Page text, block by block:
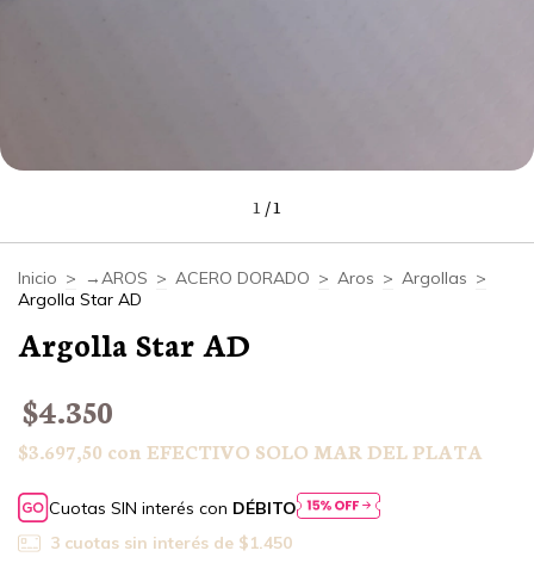
1 /1
Inicio > →AROS > ACERO DORADO > Aros > Argollas >
Argolla Star AD
Argolla Star AD
$4.350
$3.697,50 con EFECTIVO SOLO MAR DEL PLATA
Cuotas SIN interés con DÉBITO
3 cuotas sin interés de $1.450